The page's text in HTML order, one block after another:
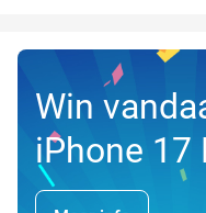
Win
iPhone 17